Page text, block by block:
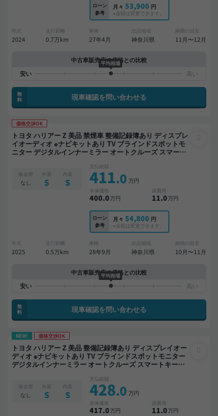
ローン
参考
月々 53,900 円
※金額は変更できます。
年式
2024
走行距離
0.7万km
車検
27年4月
出品地域
神奈川県
納期の目安
11月〜12月
中古車販売店の価格との比較
平均相場
無
料
現車確認を問い合わせる
価格交渉OK
トヨタ ハリアー Z 美品 禁煙車 整備記録簿あり ディスプレ
イオーディオ ※ナビキットあり TV ブラインドスポットモ
ニター デジタルインナーミラー オートクルーズ スマート
ライブレコーダー 衝突軽減
板金歴
なし
外装
S
内装
S
支払総額
411.0 万円
本体価格
400.0万円
諸費用
11.0万円
ローン
参考
月々 54,800 円
※金額は変更できます。
年式
2025
走行距離
0.5万km
車検
28年9月
出品地域
神奈川県
納期の目安
10月〜11月
中古車販売店の価格との比較
平均相場
無
料
現車確認を問い合わせる
NEW! 価格交渉OK
トヨタ ハリアー Z 美品 整備記録簿あり ディスプレイオー
ディオ ※ナビキットあり TV ブラインドスポットモニター
デジタルインナーミラー オートクルーズ スマートキー
板金歴
なし
外装
S
内装
S
支払総額
428.0 万円
本体価格
417.0万円
諸費用
11.0万円